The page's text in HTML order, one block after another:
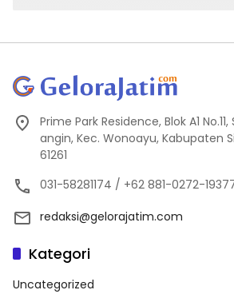
Prime Park Residence, Blok A1
angin, Kec. Wonoayu, Kabupaten
61261
031-58281174 / +62 881-0272-
redaksi@gelorajatim.com
Kategori
Uncategorized